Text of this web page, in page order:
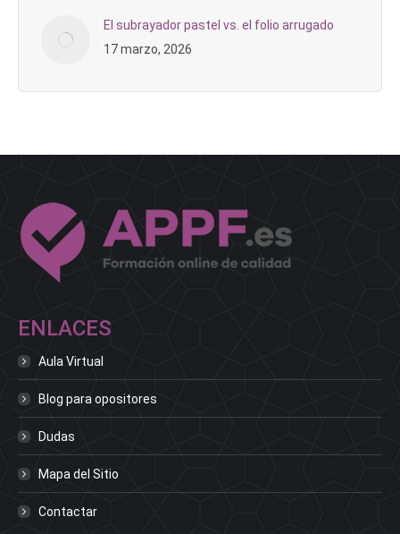
El subrayador pastel vs. el folio arrugado
17 marzo, 2026
ENLACES
Aula Virtual
Blog para opositores
Dudas
Mapa del Sitio
Contactar